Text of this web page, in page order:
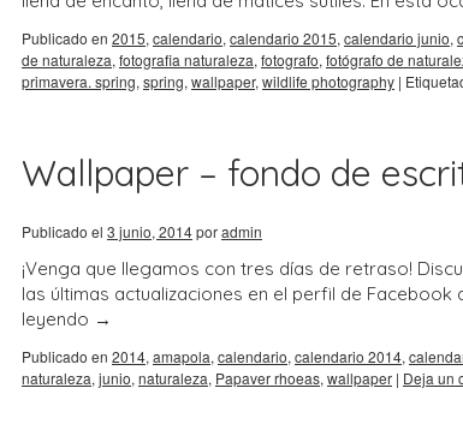
Publicado en 2015, calendario, calendario 2015, calendario junio,
de naturaleza, fotografia naturaleza, fotografo, fotógrafo de
primavera. spring, spring, wallpaper, wildlife photography |
Wallpaper – fondo de
Publicado el 3 junio, 2014poradmin
¡Venga que llegamos con tres días de retraso!
las últimas actualizaciones en el perfil de
leyendo →
Publicado en 2014, amapola, calendario, calendario 2014,
naturaleza, junio, naturaleza, Papaver rhoeas, wallpaper | Deja un